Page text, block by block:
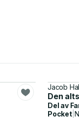
Jacob
Den
Del av
Pocket|